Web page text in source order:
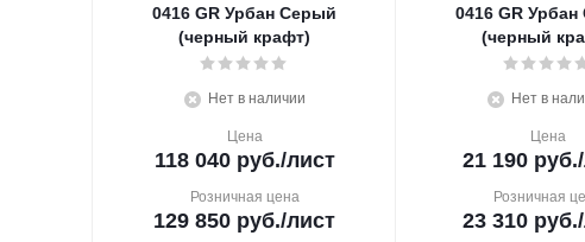
0416 GR Урбан Серый
(черный крафт)
Нет в наличии
Цена
118 040руб./лист
Розничная цена
129 850 руб./лист
0416 GR
(черный
Нет в
Цена
21 190 руб.
Розничная
23 310 руб.